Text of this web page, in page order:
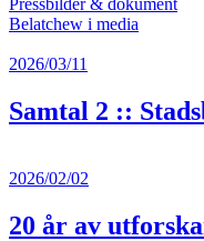
Belatchew i media
2026/03/11
Samtal 2 ::
2026/02/02
20 år av